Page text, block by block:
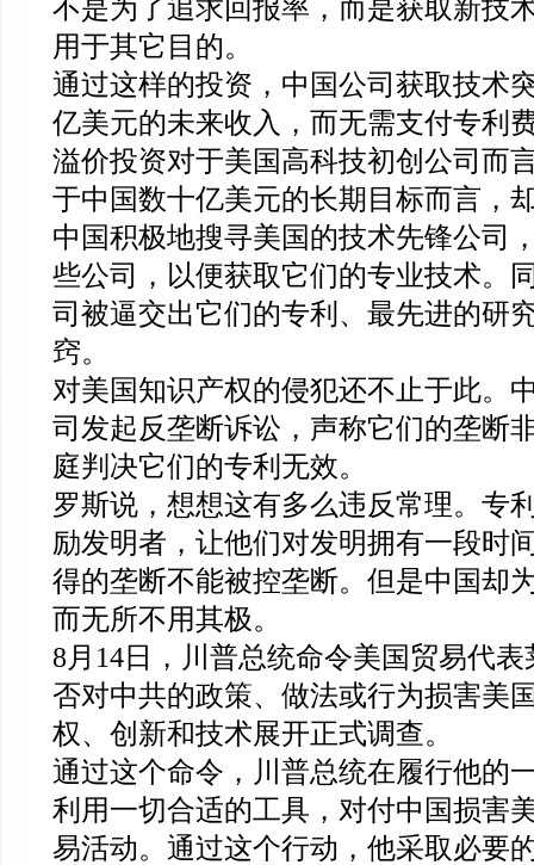
不是为了追求回报率，而是获取新技
用于其它目的。
通过这样的投资，中国公司获取技术
亿美元的未来收入，而无需支付专利
溢价投资对于美国高科技初创公司而
于中国数十亿美元的长期目标而言，
中国积极地搜寻美国的技术先锋公司
些公司，以便获取它们的专业技术。
司被逼交出它们的专利、最先进的研
窍。
对美国知识产权的侵犯还不止于此。
司发起反垄断诉讼，声称它们的垄断
庭判决它们的专利无效。
罗斯说，想想这有多么违反常理。专
励发明者，让他们对发明拥有一段时
得的垄断不能被控垄断。但是中国却
而无所不用其极。
8月14日，川普总统命令美国贸易代
否对中共的政策、做法或行为损害美
权、创新和技术展开正式调查。
通过这个命令，川普总统在履行他的
利用一切合适的工具，对付中国损害
易活动。通过这个行动，他采取必要